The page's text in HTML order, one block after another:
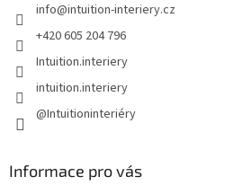
info@intuition-interiery.cz
+420 605 204 796
Intuition.interiery
intuition.interiery
@Intuitioninteriéry
Informace pro vás